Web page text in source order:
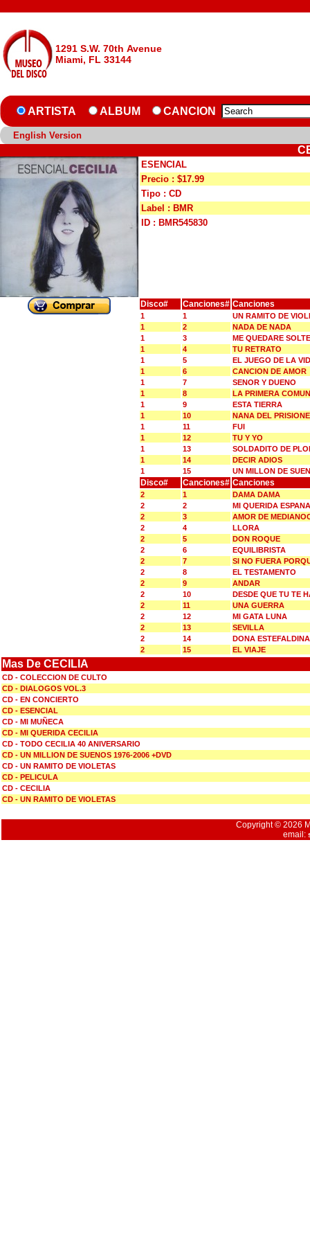
1291 S.W. 70th Avenue
Miami, FL 33144
ARTISTA ALBUM CANCION
English Version
ESENCIAL
Precio : $17.99
Tipo : CD
Label : BMR
ID : BMR545830
Disco# Canciones# Canciones
1 1
UN RAMITO DE
1
2
NADA DE NADA
1
3
ME QUEDARE
1
4
TU RETRATO
1
5
EL JUEGO DE LA
1
6
CANCION DE AMOR
1
7
SENOR Y DUENO
1
8
LA PRIMERA
1
9
ESTA TIERRA
1
10
NANA DEL
1
11
FUI
1
12
TU Y YO
1
13
SOLDADITO DE
1
14
DECIR ADIOS
1
15 UN MILLON DE
Disco# Canciones# Canciones
2 1
DAMA DAMA
2
2
MI QUERIDA ESPANA
2
3
AMOR DE
2
4
LLORA
2
5
DON ROQUE
2
6
EQUILIBRISTA
2
7
SI NO FUERA
2
8
EL TESTAMENTO
2
9
ANDAR
2
10
DESDE QUE TU TE
2
11
UNA GUERRA
2
12
MI GATA LUNA
2
13
SEVILLA
2
14
DONA ESTEFALDINA
2
15 EL VIAJE
Mas De CECILIA
CD - COLECCION DE CULTO
CD - DIALOGOS VOL.3
CD - EN CONCIERTO
CD - ESENCIAL
CD - MI MUÑECA
CD - MI QUERIDA CECILIA
CD - TODO CECILIA 40 ANIVERSARIO
CD - UN MILLION DE SUENOS 1976-2006 +DVD
CD - UN RAMITO DE VIOLETAS
CD - PELICULA
CD - CECILIA
CD - UN RAMITO DE VIOLETAS
Copyright © 2026
email: